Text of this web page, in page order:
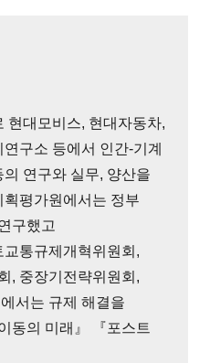
현대모비스, 현대자동차,
구소 등에서 인간-기계
연구와 실무, 양산을
평가원에서는 정부
구했고
통규제개혁위원회,
, 중장기전략위원회,
서는 규제 해결을
동의 미래』 『포스트